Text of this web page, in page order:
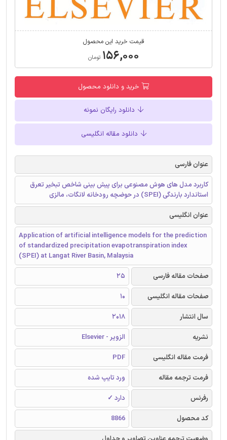
قیمت خرید این محصول
۱۵۶,۰۰۰ تومان
خرید و دانلود محصول
دانلود رایگان نمونه
دانلود مقاله انگلیسی
عنوان فارسی
کاربرد مدل های هوش مصنوعی برای پیش بینی شاخص تبخیر تعرق
استاندارد بارندگی (SPEI) در حوضچه رودخانه لانگات، مالزی
عنوان انگلیسی
Application of artificial intelligence models for the prediction
of standardized precipitation evapotranspiration index
(SPEI) at Langat River Basin, Malaysia
صفحات مقاله فارسی
25
صفحات مقاله انگلیسی
10
سال انتشار
2018
نشریه
الزویر - Elsevier
فرمت مقاله انگلیسی
PDF
فرمت ترجمه مقاله
ورد تایپ شده
رفرنس
دارد ✓
کد محصول
8866